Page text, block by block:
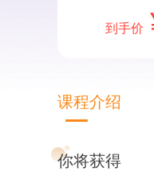
到手价
课程介绍
你将获得